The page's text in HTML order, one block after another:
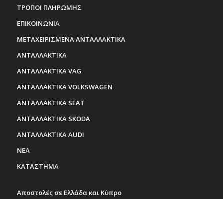
ΤΡΟΠΟΙ ΠΛΗΡΩΜΗΣ
ΕΠΙΚΟΙΝΩΝΙΑ
ΜΕΤΑΧΕΙΡΙΣΜΕΝΑ ΑΝΤΑΛΛΑΚΤΙΚΑ
ΑΝΤΑΛΛΑΚΤΙΚΑ
ΑΝΤΑΛΛΑΚΤΙΚΑ VAG
ΑΝΤΑΛΛΑΚΤΙΚΑ VOLKSWAGEN
ΑΝΤΑΛΛΑΚΤΙΚΑ SEAT
ΑΝΤΑΛΛΑΚΤΙΚΑ SKODA
ΑΝΤΑΛΛΑΚΤΙΚΑ AUDI
ΝΕΑ
ΚΑΤΑΣΤΗΜΑ
Αποστολές σε Ελλάδα και Κύπρο